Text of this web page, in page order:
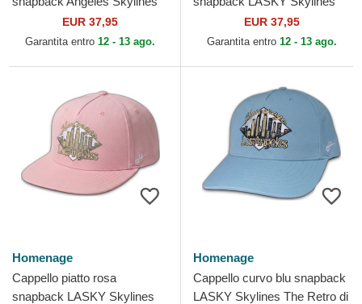
The Snap di Homenage
EUR 37,95
Garantita entro 12 - 13 ago.
The Retro di Homenage
EUR 37,95
Garantita entro 12 - 13 ago.
Homenage
Cappello piatto rosa
snapback LASKY Skylines
Homenage
Cappello curvo blu snapback
LASKY Skylines The Retro di